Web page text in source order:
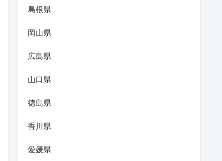
島根県
岡山県
広島県
山口県
徳島県
香川県
愛媛県